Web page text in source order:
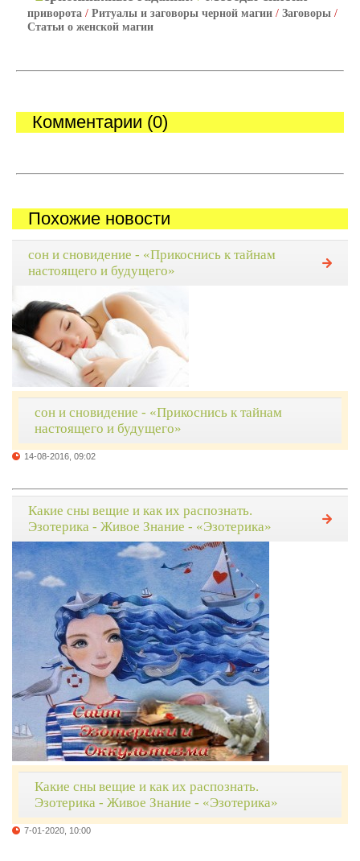
приворота / Ритуалы и заговоры черной магии / Заговоры /
Статьи о женской магии
Комментарии (0)
Похожие новости
сон и сновидение - «Прикоснись к тайнам
настоящего и будущего»
сон и сновидение - «Прикоснись к тайнам
настоящего и будущего»
14-08-2016, 09:02
Какие сны вещие и как их распознать.
Эзотерика - Живое Знание - «Эзотерика»
Какие сны вещие и как их распознать.
Эзотерика - Живое Знание - «Эзотерика»
7-01-2020, 10:00